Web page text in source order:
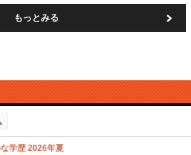
もっとみる
学歴 2026年夏